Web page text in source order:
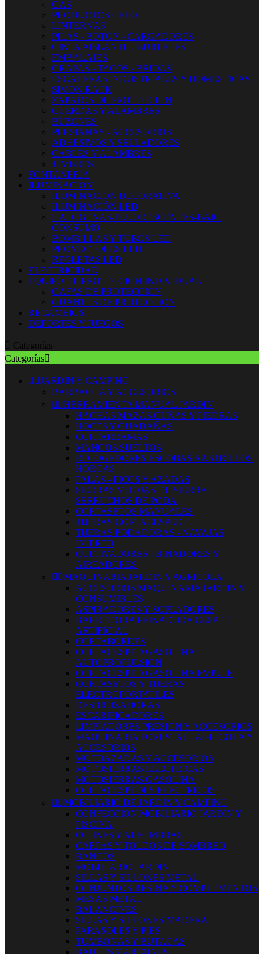
GAS
PRODUCTOS CELO
LINTERNAS
PILAS - BOTON - CARGADORES
CINTA AISLANTE - BURLETES
EMBALAJES
GRAPAS - TACOS - BRIDAS
ESCALERAS INDUSTRIALES Y DOMESTICAS
SIMON RACK
ZAPATOS DE PROTECCION
CUERDAS Y ALAMBRES
BUZONES
PERSIANAS - ACCESORIOS
ADHESIVOS Y SELLADORES
CABLES Y ALAMBRES
TIMBRES
FONTANERIA
ILUMINACION
ILUMINACION DECORATIVA
ILUMINACIÓN LED
HALOGENAS-FLUORESCENTES-BAJO
CONSUMO
BOMBILLAS Y TUBOS LED
PROYECTORES LED
REGLETAS LED
ELECTRICIDAD
EQUIPO DE PROTECCION INDIVIDUAL
GAFAS DE PROTECCION
GUANTES DE PROTECCION
RECAMBIOS
DEPORTES Y JUEGOS
 Categorías
Categorías
 JARDIN Y CAMPING
BARBACOA Y ACCESORIOS
 HERRAMIENTA MANUAL JARDIN
HACHAS MAZAS CUÑAS Y PIEDRAS
HOCES Y GUADAÑAS
CORTARRAMAS
MANGOS SUELTOS
RECOGEDORES ESCOBAS RASTRILLOS
HORCAS
PALAS - PICOS Y AZADAS
SIERRAS Y HOJAS DE SIERRA -
SERRUCHOS DE PODA
CORTASETOS MANUALES
TIJERAS CORTACESPED
TIJERAS PODADORAS - NAVAJAS
INJERTO
CULTIVADORES - BINADORES Y
AIREADORES
 MAQUINARIA JARDIN Y AGRICOLA
ACCESORIOS MAQUINARIA JARDIN Y
CONSUMIBLES
ASPIRADORES Y SOPLADORES
BARREDORA PEINADORA CESPED
ARTIFICIAL
CORTABORDES
CORTACESPED GASOLINA
AUTOPROPULSION
CORTACESPED GASOLINA EMPUJE
CORTASETOS Y TIJERAS
ELECTROPORTATILES
DESBROZADORAS
ESCARIFICADORES
LIMPIADORES PRESION Y ACCESORIOS
MAQUINARIA FORESTAL - AGRICOLA Y
ACCESORIOS
MOTOAZADAS Y ACCESORIOS
MOTOSIERRAS ELECTRICAS
MOTOSIERRAS GASOLINA
CORTACESPEDES ELECTRICOS
 MOBILIARIO DE JARDIN Y CAMPING
CONFECCION MOBILIARIO JARDÍN Y
PISCINA
COJINES Y ALFOMBRAS
CARPAS Y TOLDOS DE SOMBREO
BANCOS
MOBILIARIO JARDIN
SILLAS Y SILLONES METAL
CONJUNTOS RESINA Y COMPLEMENTOS
MESAS METAL
BALANCINES
SILLAS Y SILLONES MADERA
PARASOLES Y PIES
TUMBONAS Y BUTACAS
BAULES Y ARCONES